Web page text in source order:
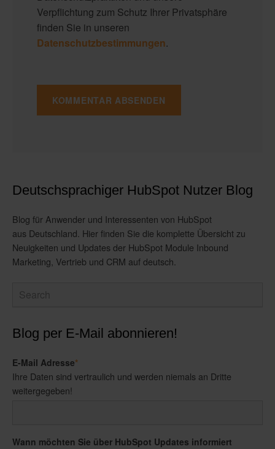
Verpflichtung zum Schutz Ihrer Privatsphäre
finden Sie in unseren
Datenschutzbestimmungen.
Deutschsprachiger HubSpot Nutzer Blog
Blog für Anwender und Interessenten von HubSpot
aus Deutschland. Hier finden Sie die komplette Übersicht zu
Neuigkeiten und Updates der HubSpot Module Inbound
Marketing, Vertrieb und CRM auf deutsch.
Blog per E-Mail abonnieren!
E-Mail Adresse*
Ihre Daten sind vertraulich und werden niemals an Dritte
weitergegeben!
Wann möchten Sie über HubSpot Updates informiert